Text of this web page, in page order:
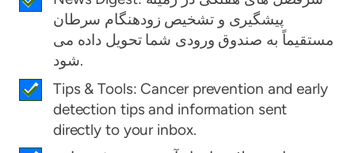
پیشگیری و تشخیص زودهنگام سرطان
مستقیماً به صندوق ورودی شما تحویل داده می
شود.
Tips & Tools: Cancer prevention and early
detection tips and information sent
directly to your inbox.